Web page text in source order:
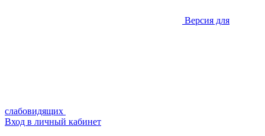
Версия для
слабовидящих
Вход в личный кабинет